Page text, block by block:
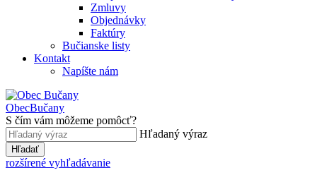
Zmluvy
Objednávky
Faktúry
Bučianske listy
Kontakt
Napíšte nám
ObecBučany
S čím vám môžeme pomôcť?
Hľadaný výraz
Hľadať
rozšírené vyhľadávanie